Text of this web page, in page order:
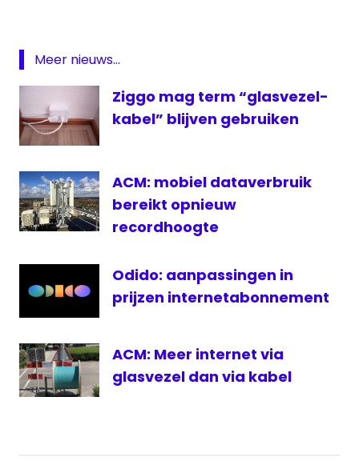
Meer nieuws...
Ziggo mag term “glasvezel-
kabel” blijven gebruiken
ACM: mobiel dataverbruik
bereikt opnieuw
recordhoogte
Odido: aanpassingen in
prijzen internetabonnement
ACM: Meer internet via
glasvezel dan via kabel